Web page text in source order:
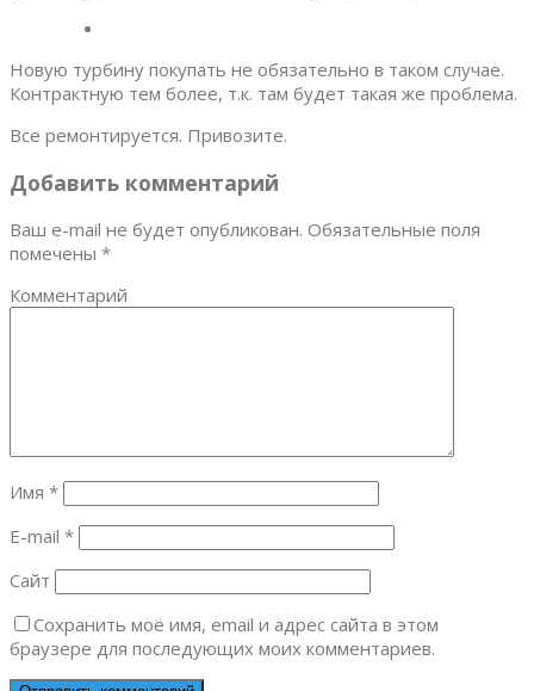
Новую турбину покупать не обязательно в таком случае.
Контрактную тем более, т.к. там будет такая же проблема.
Все ремонтируется. Привозите.
Добавить комментарий
Ваш e-mail не будет опубликован. Обязательные поля
помечены *
Комментарий
Имя *
E-mail *
Сайт
Сохранить моё имя, email и адрес сайта в этом
браузере для последующих моих комментариев.